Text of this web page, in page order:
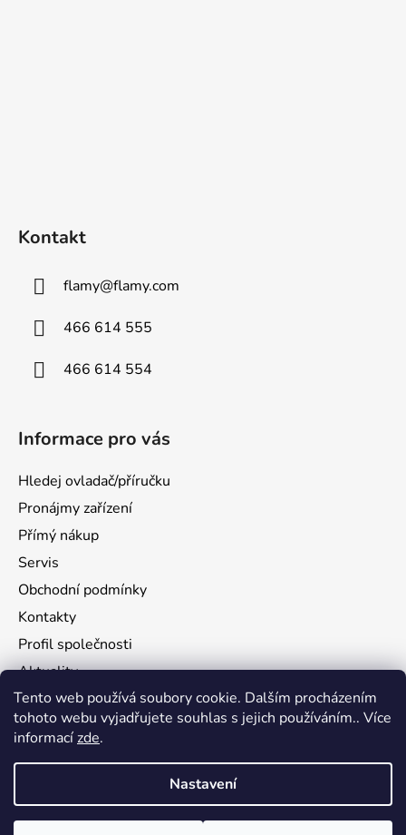
Tento web používá soubory cookie. Dalším procházením
tohoto webu vyjadřujete souhlas s jejich používáním.. Více
informacízde.
Nastavení
Kontakt
flamy@flamy.com
466 614 555
466 614 554
Informace pro vás
Hledej ovladač/příručku
Pronájmy zařízení
Přímý nákup
Servis
Obchodní podmínky
Kontakty
Profil společnosti
Aktuality
Ochrana osobních údajů
Ke stažení
Vytvořil Shoptet